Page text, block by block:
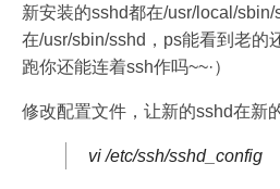
新安装的sshd都在/usr/local/sbin/
在/usr/sbin/sshd，ps能看到老的
跑你还能连着ssh作吗~~·）
修改配置文件，让新的sshd在新
vi /etc/ssh/sshd_config